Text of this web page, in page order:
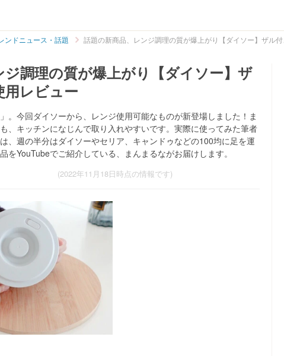
ンドニュース・話題 話題の新商品、レンジ調理の質が爆上がり【ダイソー】ザル
調理の質が爆上がり【ダイソー】ザ
用レビュー
。今回ダイソーから、レンジ使用可能なものが新登場しました！ま
、キッチンになじんで取り入れやすいです。実際に使ってみた筆者
、週の半分はダイソーやセリア、キャンドゥなどの100均に足を運
をYouTubeでご紹介している、まんまるながお届けします。
(2022年11月18日時点の情報です)